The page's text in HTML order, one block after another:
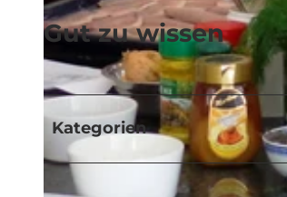
Gut zu wissen
Kategorien